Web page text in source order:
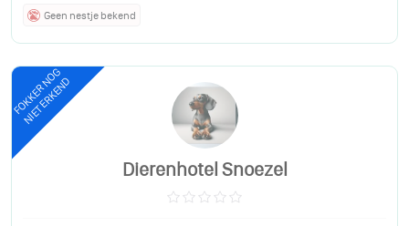
Geen nestje bekend
FOKKER NOG
NIET ERKEND
Dierenhotel Snoezel